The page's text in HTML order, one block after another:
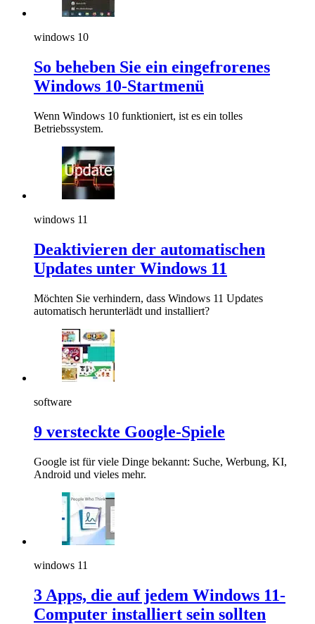
windows 10
So beheben Sie ein eingefrorenes
Windows 10-Startmenü
Wenn Windows 10 funktioniert, ist es ein tolles
Betriebssystem.
windows 11
Deaktivieren der automatischen
Updates unter Windows 11
Möchten Sie verhindern, dass Windows 11 Updates
automatisch herunterlädt und installiert?
software
9 versteckte Google-Spiele
Google ist für viele Dinge bekannt: Suche, Werbung, KI,
Android und vieles mehr.
windows 11
3 Apps, die auf jedem Windows 11-
Computer installiert sein sollten